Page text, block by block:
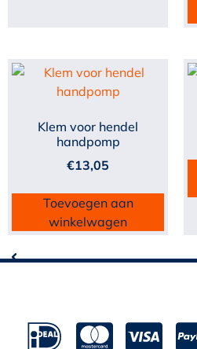
Klem voor hendel
handpomp
€13,05
Toevoegen aan
winkelwagen